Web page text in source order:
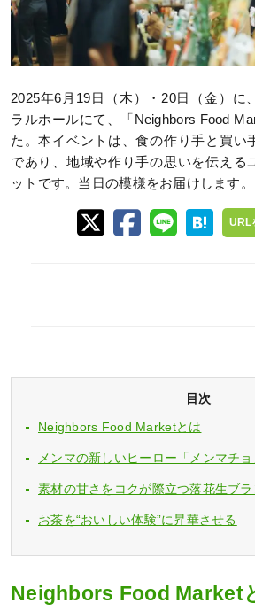
2025年6月19日（木）・20日（金）に
ラルホールにて、「Neighbors Food
た。本イベントは、食の作り手と買い
であり、地域や作り手の思いを伝える
ットです。当日の模様をお届けします。
URL
目次
Neighbors Food Marketとは
メンマの新しいヒーロー「メンマチョ
素材の甘さをコクが際立つ落花生ブラ
お茶を“おいしい体験”に昇華させる
Neighbors Food Market